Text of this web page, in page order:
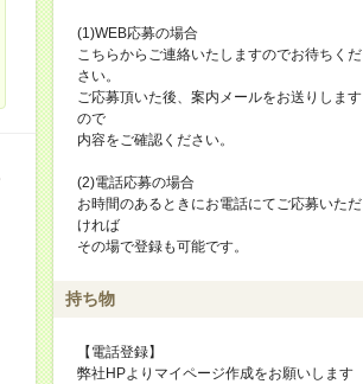
(1)WEB応募の場合
こちらからご連絡いたしますのでお待ちくだ
さい。
ご応募頂いた後、案内メールをお送りします
ので
内容をご確認ください。
(2)電話応募の場合
お時間のあるときにお電話にてご応募いただ
ければ
その場で登録も可能です。
持ち物
【電話登録】
弊社HPよりマイページ作成をお願いします